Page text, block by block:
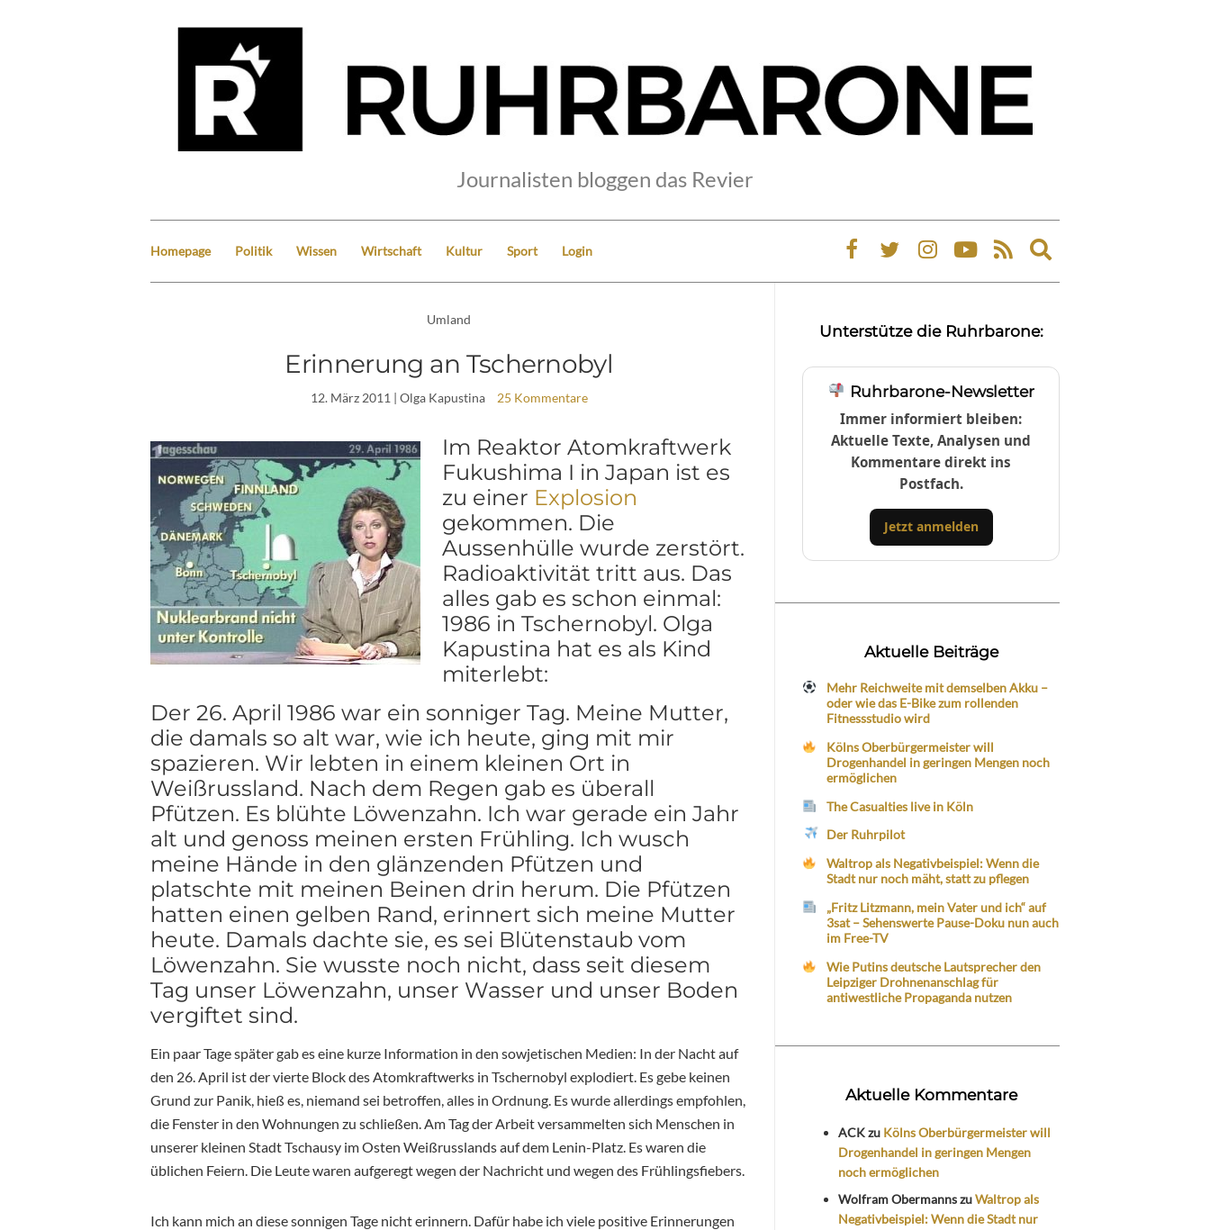
Journalisten bloggen das Revier
Homepage Politik Wissen Wirtschaft Kultur Sport Login
Expand
search
Umland
Erinnerung an Tschernobyl
12. März 2011 | Olga Kapustina 25 Kommentare
Im Reaktor Atomkraftwerk
Fukushima I in Japan ist es
zu einer Explosion
gekommen. Die
Aussenhülle wurde zerstört.
Radioaktivität tritt aus. Das
alles gab es schon einmal:
1986 in Tschernobyl. Olga
Kapustina hat es als Kind
miterlebt:
Der 26. April 1986 war ein sonniger Tag. Meine Mutter,
die damals so alt war, wie ich heute, ging mit mir
spazieren. Wir lebten in einem kleinen Ort in
Weißrussland. Nach dem Regen gab es überall
Pfützen. Es blühte Löwenzahn. Ich war gerade ein Jahr
alt und genoss meinen ersten Frühling. Ich wusch
meine Hände in den glänzenden Pfützen und
platschte mit meinen Beinen drin herum. Die Pfützen
hatten einen gelben Rand, erinnert sich meine Mutter
heute. Damals dachte sie, es sei Blütenstaub vom
Löwenzahn. Sie wusste noch nicht, dass seit diesem
Tag unser Löwenzahn, unser Wasser und unser Boden
vergiftet sind.
Ein paar Tage später gab es eine kurze Information in den sowjetischen Medien: In der Nacht auf
den 26. April ist der vierte Block des Atomkraftwerks in Tschernobyl explodiert. Es gebe keinen
Grund zur Panik, hieß es, niemand sei betroffen, alles in Ordnung. Es wurde allerdings empfohlen,
die Fenster in den Wohnungen zu schließen. Am Tag der Arbeit versammelten sich Menschen in
unserer kleinen Stadt Tschausy im Osten Weißrusslands auf dem Lenin-Platz. Es waren die
üblichen Feiern. Die Leute waren aufgeregt wegen der Nachricht und wegen des Frühlingsfiebers.
Ich kann mich an diese sonnigen Tage nicht erinnern. Dafür habe ich viele positive Erinnerungen
Unterstütze die Ruhrbarone:
Ruhrbarone-Newsletter
Immer informiert bleiben:
Aktuelle Texte, Analysen und
Kommentare direkt ins
Postfach.
Jetzt anmelden
Aktuelle Beiträge
Mehr Reichweite mit demselben Akku –
oder wie das E-Bike zum rollenden
Fitnessstudio wird
Kölns Oberbürgermeister will
Drogenhandel in geringen Mengen noch
ermöglichen
The Casualties live in Köln
Der Ruhrpilot
Waltrop als Negativbeispiel: Wenn die
Stadt nur noch mäht, statt zu pflegen
„Fritz Litzmann, mein Vater und ich“ auf
3sat – Sehenswerte Pause-Doku nun auch
im Free-TV
Wie Putins deutsche Lautsprecher den
Leipziger Drohnenanschlag für
antiwestliche Propaganda nutzen
Aktuelle Kommentare
ACKzu Kölns Oberbürgermeister will
Drogenhandel in geringen Mengen
noch ermöglichen
Wolfram ObermannszuWaltrop als
Negativbeispiel: Wenn die Stadt nur